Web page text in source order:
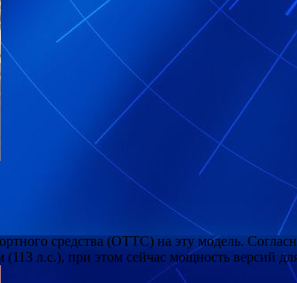
средства (ОТТС) на эту модель.
л.с.), при этом сейчас мощность версий